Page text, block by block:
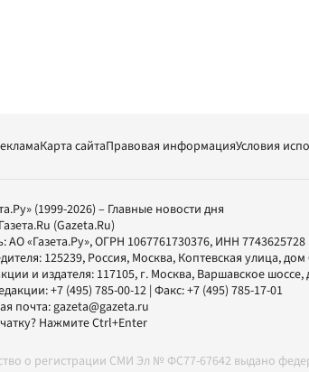
Карта сайтаПравовая информацияУсловия
(1999-2026) – Главные новости дня
Газета.Ru (Gazeta.Ru)
АО «Газета.Ру», ОГРН 1067761730376, ИНН 7743625728
125239, Россия, Москва, Коптевская улица, дом
и издателя: 117105, г. Москва, Варшавское шоссе,
+7 (495) 785-00-12 | Факс:+7 (495) 785-17-01
почта:gazeta@gazeta.ru
Нажмите Ctrl+Enter
о регистрации СМИ Эл № ФС77-67642 выдано